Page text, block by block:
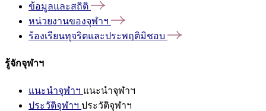
ข้อมูลและสถิติ
หน่วยงานของจุฬาฯ
ร้องเรียนทุจริตและประพฤติมิชอบ
รู้จักจุฬาฯ
แนะนำจุฬาฯ แนะนำจุฬาฯ
ประวัติจุฬาฯ ประวัติจุฬาฯ